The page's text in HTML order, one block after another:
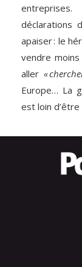
déclarations
apaiser : le
vendre
aller «
Europe… La
est loin